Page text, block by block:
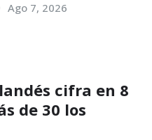
Ago 7, 2026
cifra en 8
de 30 los